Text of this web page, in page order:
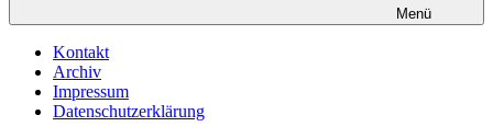
Menü
Kontakt
Archiv
Impressum
Datenschutzerklärung